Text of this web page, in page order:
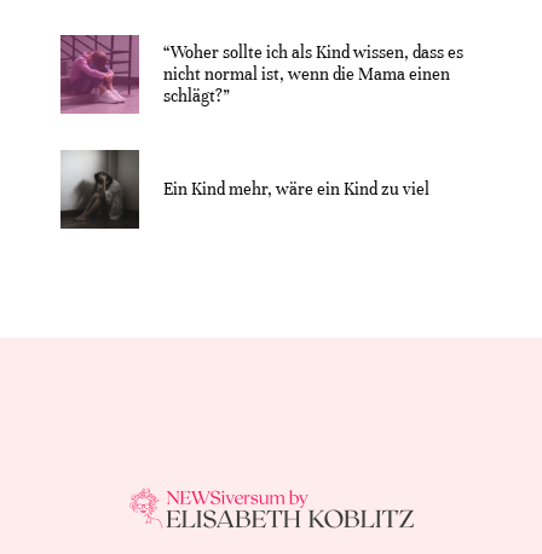
“Woher sollte ich als Kind wissen, dass es
nicht normal ist, wenn die Mama einen
schlägt?”
Ein Kind mehr, wäre ein Kind zu viel